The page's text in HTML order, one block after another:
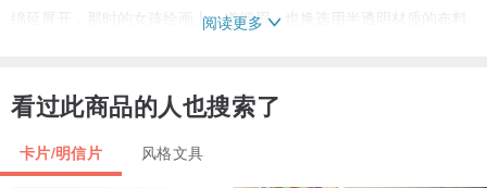
绵延展开，那时的女孩绘画上一道细眉，也换选用半透明材质的布料
1930年正值第二次世界大战，经济大萧条，泡沫经济的原因导致在家
剪裁，这边更倾向于A裙较节省布料的剪裁。而手工绣花也呈现于衣
阅读更多
看过此商品的人也搜索了
卡片/明信片 风格文具